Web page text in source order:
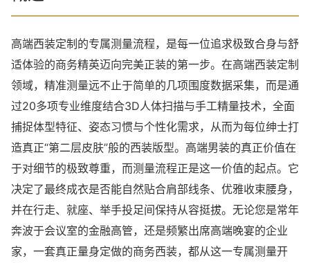
高端西装定制的专属测量流程，是每一位追求极致合身与舒
适体验的商务精英迈向完美正装的第一步。在高端西装定制
领域，精准测量远不止于简单的几项围度数据采集，而是通
过20多项专业维度结合3D人体扫描与手工精量技术，全面
捕捉体型特征、姿态习惯与个性化需求，从而为每位绅士打
造真正“第二层皮肤”般的西装版型。高端男装的真正价值在
于对细节的极致尊重，而测量流程正是这一价值的起点。它
决定了最终成衣是否能自然贴合肩部线条、优雅收束腰身，
并在行走、就座、举手投足间保持从容挺拔。无论您是常年
奔波于会议室的金融高管，还是频繁出席高端晚宴的企业
家，一套真正量身定做的商务西装，都从这一专属测量开